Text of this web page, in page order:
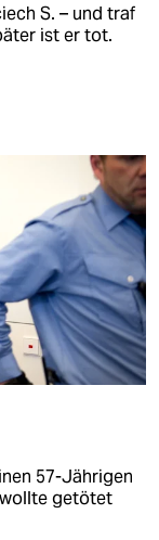
S. – und traf
ist er tot.
57-Jährigen
getötet